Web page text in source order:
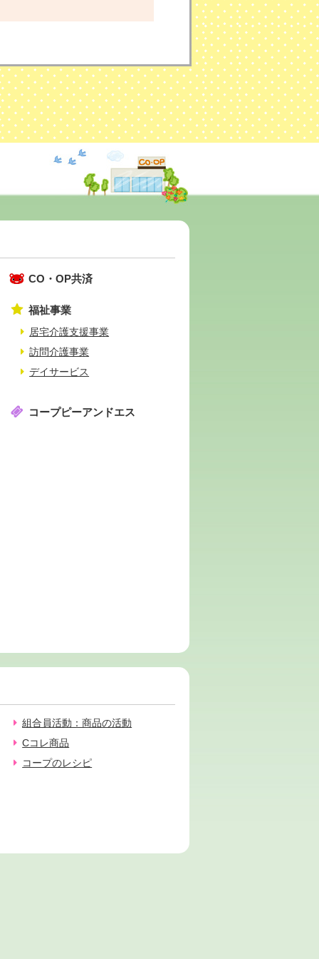
CO・OP共済
福祉事業
居宅介護支援事業
訪問介護事業
デイサービス
コープピーアンドエス
組合員活動：商品の活動
Cコレ商品
コープのレシピ